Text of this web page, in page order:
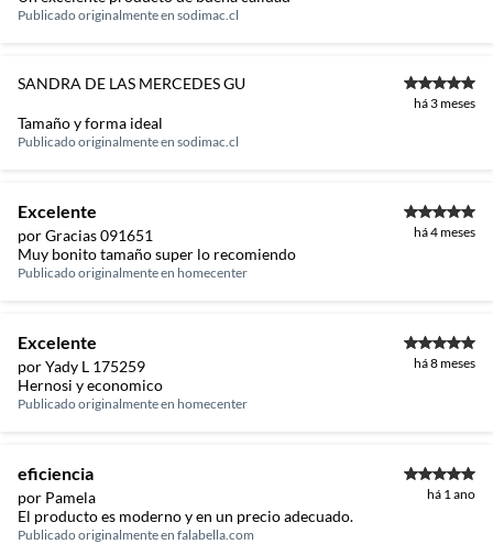
Publicado originalmente en sodimac.cl
SANDRA DE LAS MERCEDES GU
há 3 meses
Tamaño y forma ideal
Publicado originalmente en sodimac.cl
Excelente
por Gracias 091651 há 4 meses
Muy bonito tamaño super lo recomiendo
Publicado originalmente en homecenter
Excelente
por Yady L 175259 há 8 meses
Hernosi y economico
Publicado originalmente en homecenter
eficiencia
por Pamela há 1 ano
El producto es moderno y en un precio adecuado.
Publicado originalmente en falabella.com